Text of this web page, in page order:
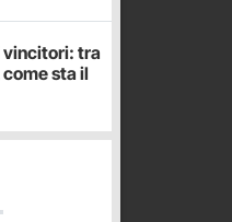
tra
sta il